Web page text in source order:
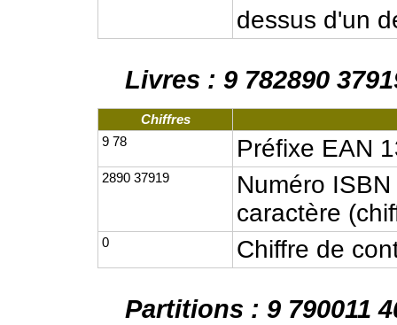
dessus d'un
Livres : 9 782890
Chiffres
9 78
Préfixe EAN
2890 37919
Numéro
caractère
0 Chiffre de
Partitions : 9 790011